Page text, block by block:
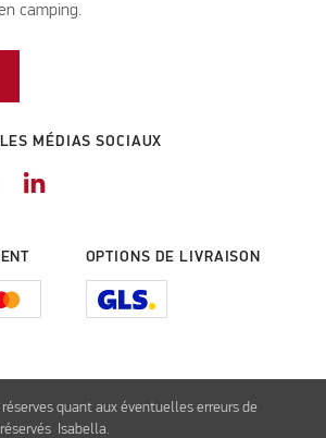
camping.
MÉDIAS SOCIAUX
OPTIONS DE LIVRAISON
quant aux éventuelles erreurs de
Isabella.